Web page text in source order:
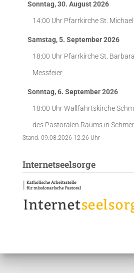
Sonntag, 30. August 2026
14:00 Uhr Pfarrkirche St.
Samstag, 5. September 2026
18:00 Uhr Pfarrkirche St.
Messfeier
Sonntag, 6. September 2026
18:00 UhrWallfahrtskirche
des Pastoralen Raums in
Stand: 09.08.2026 12:26 Uhr
Internetseelsorge